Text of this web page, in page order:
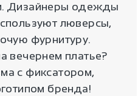
Дизайнеры одежды
люверсы,
фурнитуру.
вечернем платье?
с фиксатором,
бренда!